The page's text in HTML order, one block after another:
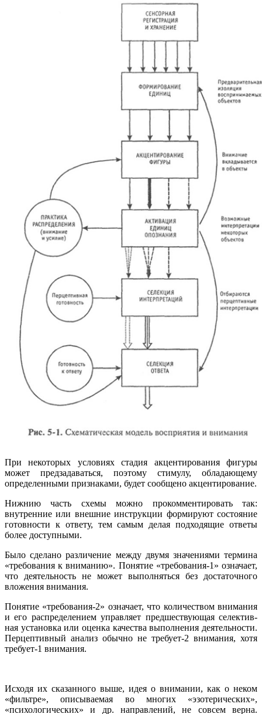
При некоторых условиях стадия акцентирования фигуры
может предзадаваться, поэтому стимулу, обладающему
определенными призна­ками, будет сообщено акцентирование.
Нижнию часть схемы можно прокомментировать так:
внутренние или внешние инструкции формируют состояние
готовности к ответу, тем самым делая подходящие ответы
более доступными.
Было сделано различение между двумя значениями термина
«требования к вниманию». Понятие «требования-1» означает,
что деятельность не может выполняться без достаточного
вложения внимания.
Понятие «требования-2» означает, что количеством вни­мания
и его распределением управляет предшествующая селектив­
ная установка или оценка качества выполнения деятельности.
Перцептивный анализ обычно не требует-2 внимания, хотя
требует-1 внимания.
Исходя их сказанного выше, идея о внимании, как о неком
«фильтре», описываемая во многих «эзотерических»,
«психологических» и др. направлений, не совсем верна.